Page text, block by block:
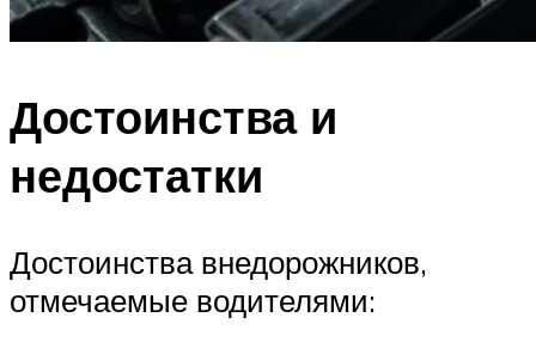
Достоинства и
недостатки
Достоинства внедорожников,
отмечаемые водителями: